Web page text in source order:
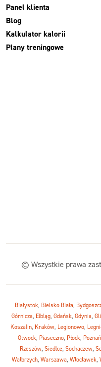
Panel klienta
Blog
Kalkulator kalorii
Plany treningowe
© Wszystkie prawa
Białystok, Bielsko Biała,
Górnicza, Elbląg, Gdańsk, Gdynia,
Koszalin, Kraków, Legionowo,
Otwock, Piaseczno, Płock, Poznań
Rzeszów, Siedlce, Sochaczew,
Wałbrzych, Warszawa, Włocławek,